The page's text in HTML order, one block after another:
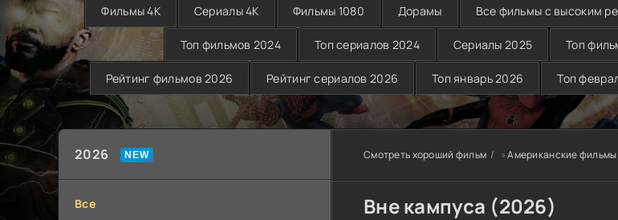
Фильмы 4K Сериалы 4K Фильмы 1080 Дорамы Все фильмы с высоким
Топ фильмов 2024 Топ сериалов 2024 Сериалы 2025 Топ
Рейтинг фильмов 2026 Рейтинг сериалов 2026 Топ январь 2026 Топ
2026
Все
Смотреть хороший фильм »Американские фильмы
Вне кампуса (2026)